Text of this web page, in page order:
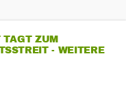
TAGT ZUM
- WEITERE